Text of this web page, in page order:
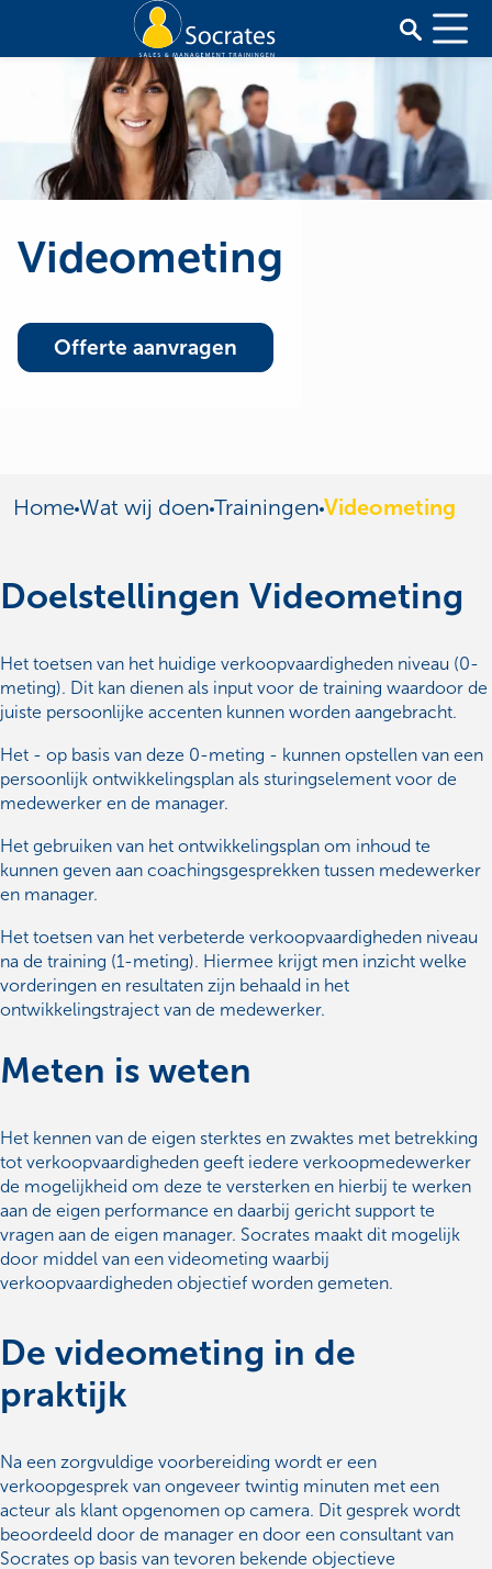
Videometing
Offerte aanvragen
Home Wat wij doen Trainingen Videometing
Doelstellingen Videometing
Het toetsen van het huidige verkoopvaardigheden niveau (0-
meting). Dit kan dienen als input voor de training waardoor de
juiste persoonlijke accenten kunnen worden aangebracht.
Het - op basis van deze 0-meting - kunnen opstellen van een
persoonlijk ontwikkelingsplan als sturingselement voor de
medewerker en de manager.
Het gebruiken van het ontwikkelingsplan om inhoud te
kunnen geven aan coachingsgesprekken tussen medewerker
en manager.
Het toetsen van het verbeterde verkoopvaardigheden niveau
na de training (1-meting). Hiermee krijgt men inzicht welke
vorderingen en resultaten zijn behaald in het
ontwikkelingstraject van de medewerker.
Meten is weten
Het kennen van de eigen sterktes en zwaktes met betrekking
tot verkoopvaardigheden geeft iedere verkoopmedewerker
de mogelijkheid om deze te versterken en hierbij te werken
aan de eigen performance en daarbij gericht support te
vragen aan de eigen manager. Socrates maakt dit mogelijk
door middel van een videometing waarbij
verkoopvaardigheden objectief worden gemeten.
De videometing in de
praktijk
Na een zorgvuldige voorbereiding wordt er een
verkoopgesprek van ongeveer twintig minuten met een
acteur als klant opgenomen op camera. Dit gesprek wordt
beoordeeld door de manager en door een consultant van
Socrates op basis van tevoren bekende objectieve